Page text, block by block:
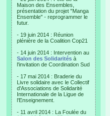
Maison des Ensembles,
présentation du projet "Manga
Ensemble" - reprogrammer le
futur.
- 19 juin 2014 : Réunion
plénière de la Coalition Cop21
- 14 juin 2014 : Intervention au
Salon des Solidarités à
l'invitation de Coordination Sud
- 17 mai 2014 : Braderie du
Livre solidaire avec le Collectif
d'Associations de Solidarité
Internationale de la Ligue de
l'Enseignement.
- 11 avril 2014 : La Foulée du